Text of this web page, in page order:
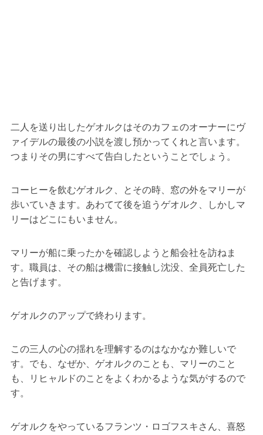
二人を送り出したゲオルクはそのカフェのオーナーにヴ
ァイデルの最後の小説を渡し預かってくれと言います。
つまりその男にすべて告白したということでしょう。
コーヒーを飲むゲオルク、とその時、窓の外をマリーが
歩いていきます。あわてて後を追うゲオルク、しかしマ
リーはどこにもいません。
マリーが船に乗ったかを確認しようと船会社を訪ねま
す。職員は、その船は機雷に接触し沈没、全員死亡した
と告げます。
ゲオルクのアップで終わります。
この三人の心の揺れを理解するのはなかなか難しいで
す。でも、なぜか、ゲオルクのことも、マリーのこと
も、リヒャルドのことをよくわかるような気がするので
す。
ゲオルクをやっているフランツ・ロゴフスキさん、喜怒